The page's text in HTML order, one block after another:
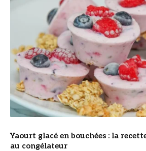
Yaourt glacé en bouchées : la
au congélateur